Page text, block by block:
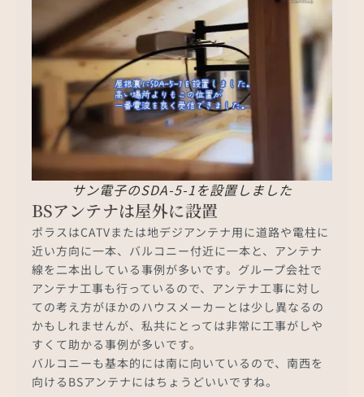
サン電子のSDA-5-1を設置しました
BSアンテナは屋外に設置
ポラスはCATVまたは地デジアンテナ用に道路や電柱に
近い方向に一本、バルコニー付近に一本と、アンテナ
線を二本出している事例が多いです。グループ会社で
アンテナ工事も行っているので、アンテナ工事に対し
ての考え方がほかのハウスメーカーとは少し異なるの
かもしれませんが、私共にとっては非常に工事がしや
すくて助かる事例が多いです。
バルコニーも基本的には南に向いているので、南西を
向けるBSアンテナにはちょうどいいですね。